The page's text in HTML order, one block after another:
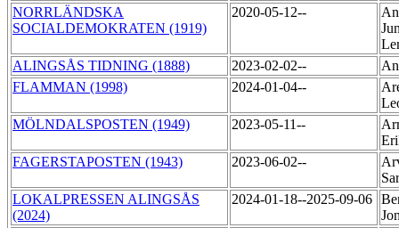
NORRLÄNDSKA
SOCIALDEMOKRATEN (1919)
2020-05-12--
ALINGSÅS TIDNING (1888)
2023-02-02--
FLAMMAN (1998)
2024-01-04--
MÖLNDALSPOSTEN (1949)
2023-05-11--
FAGERSTAPOSTEN (1943)
2023-06-02--
LOKALPRESSEN ALINGSÅS
(2024)
2024-01-18--2025-09-06